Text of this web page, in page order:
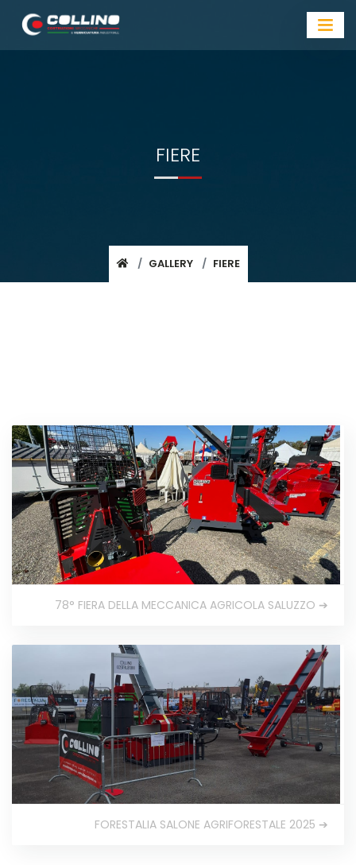
FIERE
GALLERY FIERE
78° FIERA DELLA MECCANICA AGRICOLA SALUZZO ➔
FORESTALIA SALONE AGRIFORESTALE 2025 ➔